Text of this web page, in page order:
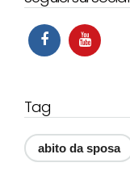
Tag
abito da sposa